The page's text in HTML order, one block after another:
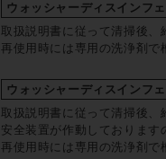
ウォッシャーディスインフ
取扱説明書に従って清掃後、
再使用時には専用の洗浄剤で
ウォッシャーディスインフ
取扱説明書に従って清掃後、
安全装置が作動しております
再使用時には専用の洗浄剤で